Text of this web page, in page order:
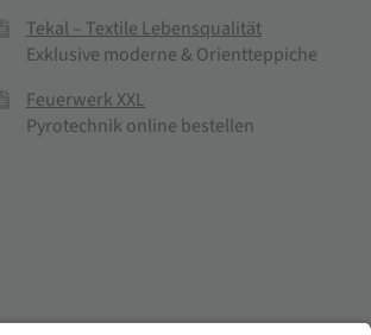
Tekal – Textile Lebensqualität
Exklusive moderne & Orientteppiche
Feuerwerk XXL
Pyrotechnik online bestellen